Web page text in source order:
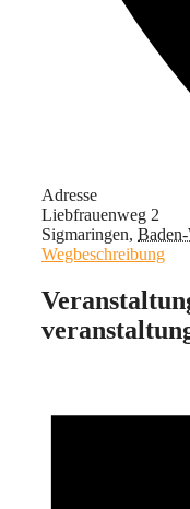
Adresse
Liebfrauenweg 2
Sigmaringen,
Wegbeschreibung